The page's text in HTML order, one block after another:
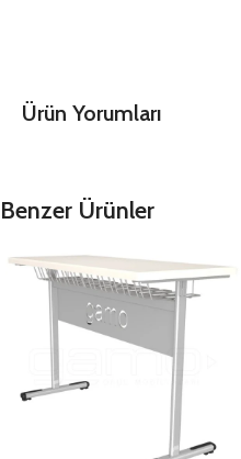
Ürün Yorumları
Benzer Ürünler